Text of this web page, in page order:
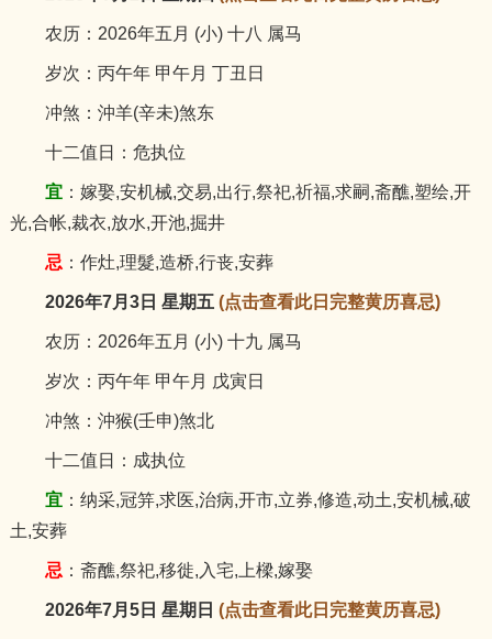
农历：2026年五月 (小) 十八 属马
岁次：丙午年 甲午月 丁丑日
冲煞：沖羊(辛未)煞东
十二值日：危执位
宜：嫁娶,安机械,交易,出行,祭祀,祈福,求嗣,斋醮,塑绘,开
光,合帐,裁衣,放水,开池,掘井
忌 ：作灶,理髮,造桥,行丧,安葬
2026年7月3日 星期五 (点击查看此日完整黄历喜忌)
农历：2026年五月 (小) 十九 属马
岁次：丙午年 甲午月 戊寅日
冲煞：沖猴(壬申)煞北
十二值日：成执位
宜：纳采,冠笄,求医,治病,开市,立券,修造,动土,安机械,破
土,安葬
忌 ：斋醮,祭祀,移徙,入宅,上樑,嫁娶
2026年7月5日 星期日 (点击查看此日完整黄历喜忌)